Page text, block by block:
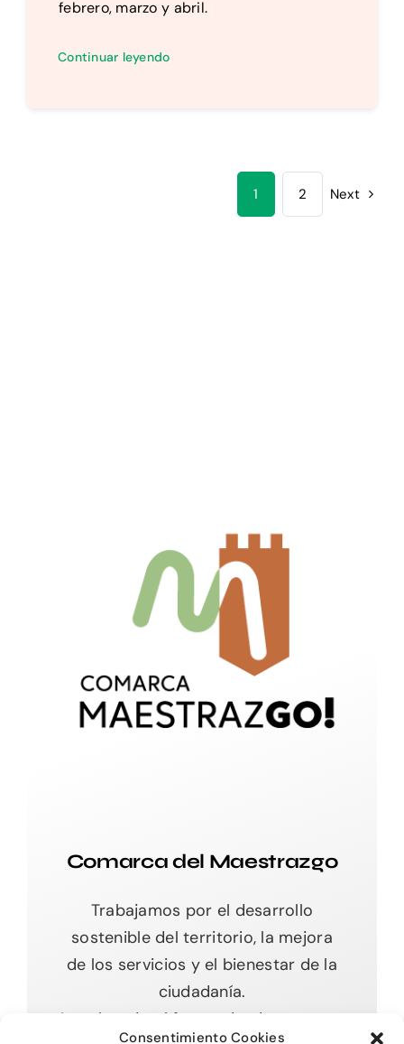
Consentimiento Cookies
febrero, marzo y abril.
Continuar leyendo
1 2 Next
Comarca del Maestrazgo
Trabajamos por el desarrollo
sostenible del territorio, la mejora
de los servicios y el bienestar de la
ciudadanía.
Impulsando el futuro desde nuestras